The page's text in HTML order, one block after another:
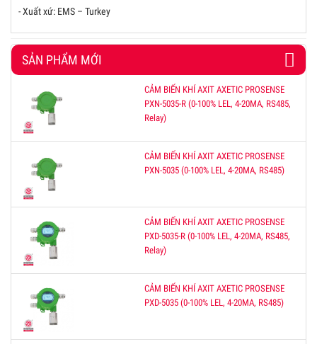
- Xuất xứ: EMS – Turkey
SẢN PHẨM MỚI
CẢM BIẾN KHÍ AXIT AXETIC PROSENSE
PXN-5035-R (0-100% LEL, 4-20MA, RS485,
Relay)
CẢM BIẾN KHÍ AXIT AXETIC PROSENSE
PXN-5035 (0-100% LEL, 4-20MA, RS485)
CẢM BIẾN KHÍ AXIT AXETIC PROSENSE
PXD-5035-R (0-100% LEL, 4-20MA, RS485,
Relay)
CẢM BIẾN KHÍ AXIT AXETIC PROSENSE
PXD-5035 (0-100% LEL, 4-20MA, RS485)